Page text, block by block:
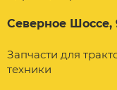
Северное Шоссе,
Запчасти для
техники